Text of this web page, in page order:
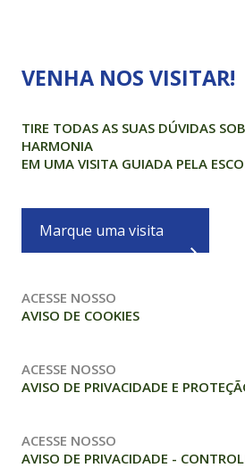
VENHA NOS VISITAR!
TIRE TODAS AS SUAS DÚVIDAS
HARMONIA
EM UMA VISITA GUIADA PELA
Marque uma visita
ACESSE NOSSO
AVISO DE COOKIES
ACESSE NOSSO
AVISO DE PRIVACIDADE E
ACESSE NOSSO
AVISO DE PRIVACIDADE -